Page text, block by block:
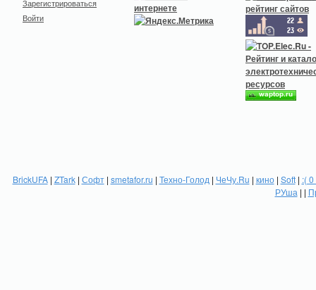
Зарегистрироваться
Войти
BrickUFA| ZTark| Софт| smetafor.ru | Техно-Голод | ЧеЧу.Ru | кино| Soft| :(
РУша | |